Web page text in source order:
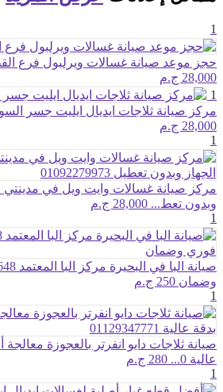
1
حجز موعد صيانة غسالات ويرلبول فرع القطامية
28,000 ج.م
1
مركز صيانة ثلاجات ايديال ايليت جسر السويس
28,000 ج.م
1
مركز صيانة غسالات وايت ويل في مدينتي
وبدون تعط... 28,000 ج.م
1
وضمان 250 ج.م
1
صيانة ثلاجات دايو انفرتر بالعجوزة
عالية 0...
280 ج.م
1